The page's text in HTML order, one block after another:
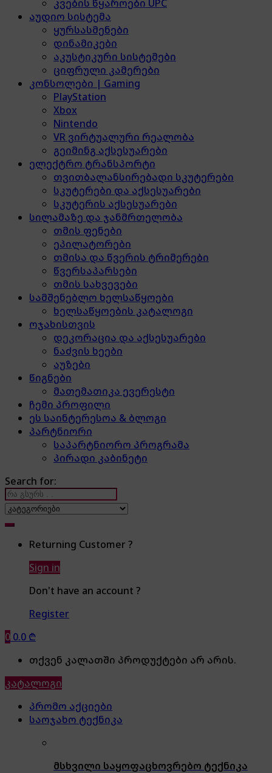
კვების წყაროები UPC
აუდიო სისტემა
ყურსასმენები
დინამიკები
აკუსტიკური სისტემები
ციფრული კამერები
კონსოლები | Gaming
PlayStation
Xbox
Nintendo
VR ვირტუალური რეალობა
გეიმინგ აქსესუარები
ელექტრო ტრანსპორტი
თვითბალანსირებადი სკუტერები
სკუტერები და აქსესუარები
სკუტერის აქსესუარები
სილამაზე და ჯანმრთელობა
თმის ფენები
ეპილატორები
თმისა და წვერის ტრიმერები
წვერსაპარსები
თმის სახვევები
სამშენებლო ხელსაწყოები
ხელსაწყოების კატალოგი
ოჯახისთვის
დეკორაცია და აქსესუარები
ნაძვის ხეები
აუზები
წიგნები
მათემათიკა ევერესტი
ჩემი პროფილი
ეს საინტერესოა & ბლოგი
პარტნიორი
საპარტნიორო პროგრამა
პირადი კაბინეტი
Search for:
Returning Customer ?
Sign in
Don't have an account ?
Register
0 0.0 ₾
თქვენ კალათში პროდუქტები არ არის.
კატალოგი
პრომო აქციები
საოჯახო ტექნიკა
მსხვილი საყოფაცხოვრებო ტექნიკა